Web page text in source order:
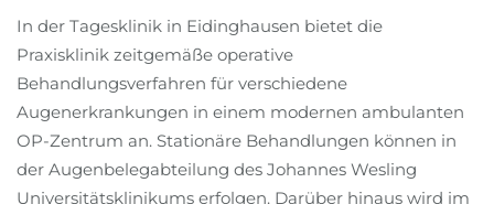
In der Tagesklinik in Eidinghausen bietet die
Praxisklinik zeitgemäße operative
Behandlungsverfahren für verschiedene
Augenerkrankungen in einem modernen ambulanten
OP-Zentrum an. Stationäre Behandlungen können in
der Augenbelegabteilung des Johannes Wesling
Universitätsklinikums erfolgen. Darüber hinaus wird im